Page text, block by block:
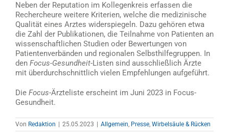
Neben der Reputation im Kollegenkreis erfassen die
Rechercheure weitere Kriterien, welche die medizinische
Qualität eines Arztes widerspiegeln. Dazu gehören etwa
die Zahl der Publikationen, die Teilnahme von Patienten an
wissenschaftlichen Studien oder Bewertungen von
Patientenverbänden und regionalen Selbsthilfegruppen. In
den Focus-Gesundheit-Listen sind ausschließlich Ärzte
mit überdurchschnittlich vielen Empfehlungen aufgeführt.
Die Focus-Ärzteliste erscheint im Juni 2023 in Focus-
Gesundheit.
Von Redaktion 25.05.2023 Allgemein, Presse, Wirbelsäule & Rücken